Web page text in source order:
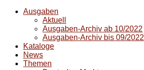
Ausgaben
Aktuell
Ausgaben-Archiv ab 10/2022
Ausgaben-Archiv bis 09/2022
Kataloge
News
Themen